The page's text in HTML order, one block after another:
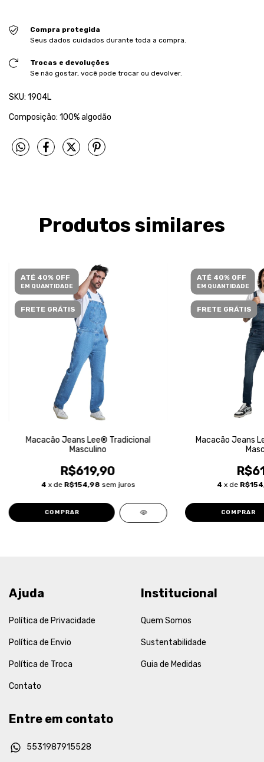
Compra protegida
Seus dados cuidados durante toda a compra.
Trocas e devoluções
Se não gostar, você pode trocar ou devolver.
SKU: 1904L
Composição: 100% algodão
Produtos similares
ATÉ 40% OFF
EM QUANTIDADE
FRETE GRÁTIS
Macacão Jeans Lee® Tradicional
Masculino
R$619,90
4 x de R$154,98 sem juros
COMPRAR
ATÉ 40% OFF
EM QUANTIDADE
FRETE GRÁTIS
Macacão Jeans
4 x de
COMPRAR
Ajuda
Política de Privacidade
Política de Envio
Política de Troca
Contato
Institucional
Quem Somos
Sustentabilidade
Guia de Medidas
Entre em contato
5531987915528